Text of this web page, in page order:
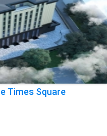
Times Square